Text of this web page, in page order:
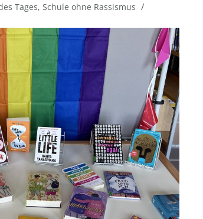
Tages, Schule ohne Rassismus /